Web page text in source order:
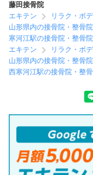
藤田接骨院
エキテン
リラク・ボ
山形県内の接骨院・整骨院
寒河江駅の接骨院・整骨院
エキテン
リラク・ボ
山形県内の接骨院・整骨院
西寒河江駅の接骨院・整